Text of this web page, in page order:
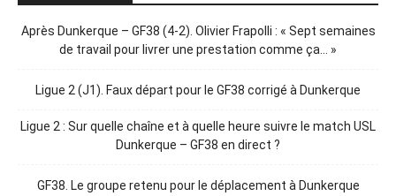
Après Dunkerque – GF38 (4-2). Olivier Frapolli : « Sept semaines
de travail pour livrer une prestation comme ça… »
Ligue 2 (J1). Faux départ pour le GF38 corrigé à Dunkerque
Ligue 2 : Sur quelle chaîne et à quelle heure suivre le match USL
Dunkerque – GF38 en direct ?
GF38. Le groupe retenu pour le déplacement à Dunkerque